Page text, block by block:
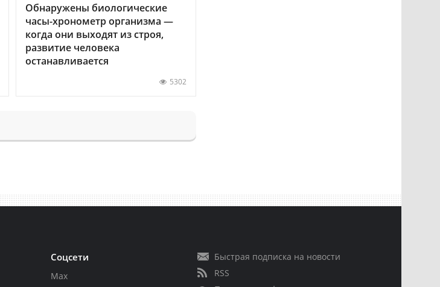
Обнаружены биологические
часы-хронометр организма —
когда они выходят из строя,
развитие человека
останавливается
5302
Соцсети
Max
Быстрая подписка на новости
RSS